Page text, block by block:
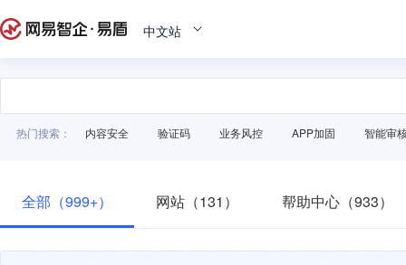
中文站
热门搜索： 内容安全 验证码 业务风控 APP加固 智能审
全部（999+） 网站（131） 帮助中心（933）